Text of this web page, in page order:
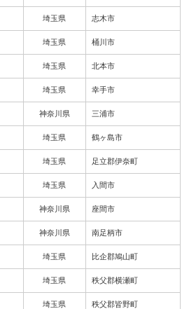
埼玉県 志木市
埼玉県 桶川市
埼玉県 北本市
埼玉県 幸手市
神奈川県 三浦市
埼玉県 鶴ヶ島市
埼玉県 足立郡伊奈町
埼玉県 入間市
神奈川県 座間市
神奈川県 南足柄市
埼玉県 比企郡鳩山町
埼玉県 秩父郡横瀬町
埼玉県 秩父郡皆野町